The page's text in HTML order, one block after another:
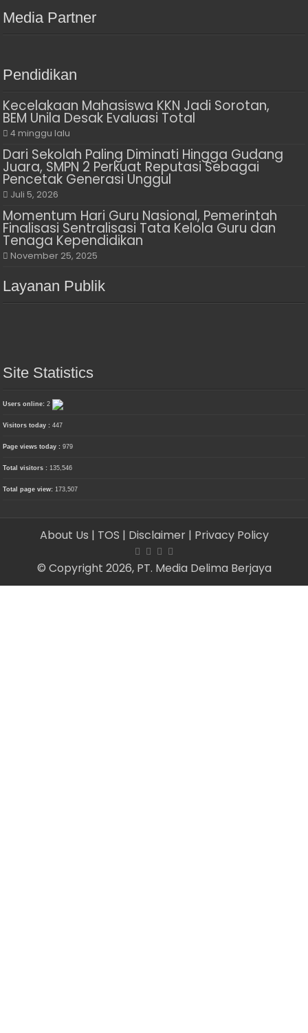
Media Partner
Pendidikan
Kecelakaan Mahasiswa KKN Jadi Sorotan,
BEM Unila Desak Evaluasi Total
4 minggu lalu
Dari Sekolah Paling Diminati Hingga Gudang
Juara, SMPN 2 Perkuat Reputasi Sebagai
Pencetak Generasi Unggul
Juli 5, 2026
Momentum Hari Guru Nasional, Pemerintah
Finalisasi Sentralisasi Tata Kelola Guru dan
Tenaga Kependidikan
November 25, 2025
Layanan Publik
Site Statistics
Users online:2
Visitors today :447
Page views today :979
Total visitors :135,546
Total page view:173,507
About Us | TOS | Disclaimer | Privacy Policy
© Copyright 2026, PT. Media Delima Berjaya